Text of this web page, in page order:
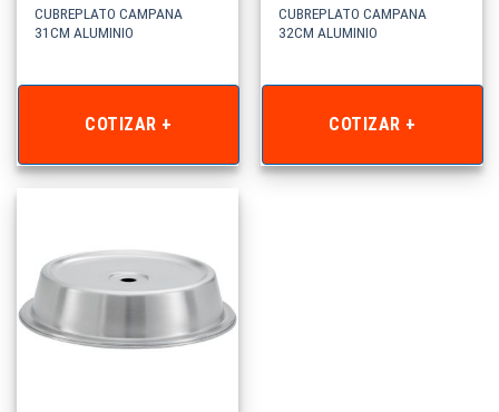
CUBREPLATO CAMPANA
31CM ALUMINIO
COTIZAR +
CUBREPLATO CAMPANA
32CM ALUMINIO
COTIZAR +